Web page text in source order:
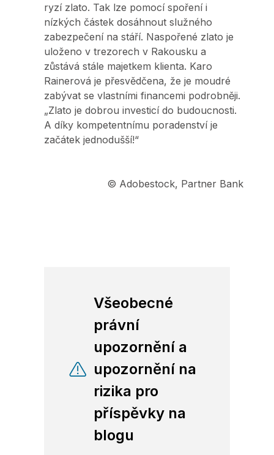
ryzí zlato. Tak lze pomocí spoření i
nízkých částek dosáhnout služného
zabezpečení na stáří. Naspořené zlato je
uloženo v trezorech v Rakousku a
zůstává stále majetkem klienta. Karo
Rainerová je přesvědčena, že je moudré
zabývat se vlastními financemi podrobněji.
„Zlato je dobrou investicí do budoucnosti.
A díky kompetentnímu poradenství je
začátek jednodušší!“
© Adobestock, Partner Bank
Všeobecné
právní
upozornění a
upozornění na
rizika pro
příspěvky na
blogu